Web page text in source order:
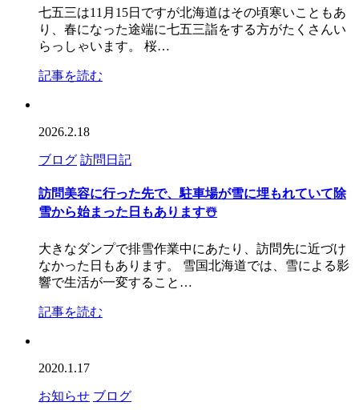
七五三は11月15日ですが北海道はその頃寒いこともあ
り、春になった途端に七五三詣をする方がたくさんい
らっしゃいます。 桜…
記事を読む
2026.2.18
ブログ 訪問日記
訪問美容に行った先で、駐車場が雪に埋もれていて除
雪から始まった日もあります☃️
大きなダンプで排雪作業中にあたり、訪問先に近づけ
なかった日もあります。 雪国北海道では、雪による影
響で生活が一変すること…
記事を読む
2020.1.17
お知らせ ブログ